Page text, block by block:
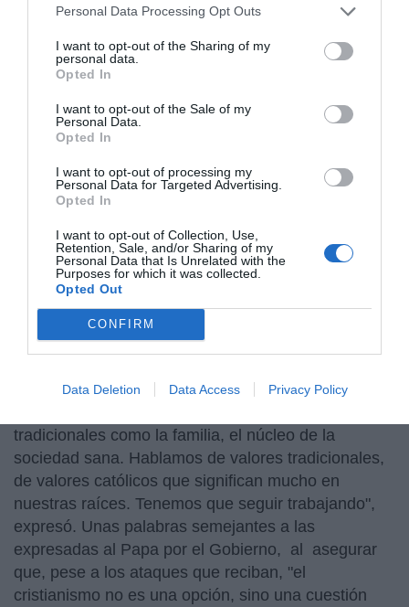
Personal Data Processing Opt Outs
I want to opt-out of the Sharing of my
personal data.
Opted In
I want to opt-out of the Sale of my
Personal Data.
Opted In
I want to opt-out of processing my
Personal Data for Targeted Advertising.
Opted In
I want to opt-out of Collection, Use,
Retention, Sale, and/or Sharing of my
Personal Data that Is Unrelated with the
Purposes for which it was collected.
Opted Out
CONFIRM
Data Deletion Data Access Privacy Policy
escuelas, consiguió un 92,34% de votos diciendo
-En la segunda, sobre la difusión de las terapias de
un 95,89%.
contenidos sexuales explícitos, tuvo un 95,32% que
dijeron "no".
-En la cuarta y última, sobre el apoyo a que se
muestre contenido multimedia de cambios de sexo
a menores, el 95,17% de los votantes dieron su
apoyo al Gobierno.
Antes de concluir, Tóth se refirió a la motivación
la familia. "[El Gobierno] no tiene dudas de que
tradicionales como la familia, el núcleo de la
sociedad sana. Hablamos de valores tradicionales,
de valores católicos que significan mucho en
nuestras raíces. Tenemos que seguir trabajando",
expresó. Unas palabras semejantes a las
expresadas al Papa por el Gobierno, al asegurar
que, pese a los ataques que reciban, "el
cristianismo no es una opción, sino una cuestión